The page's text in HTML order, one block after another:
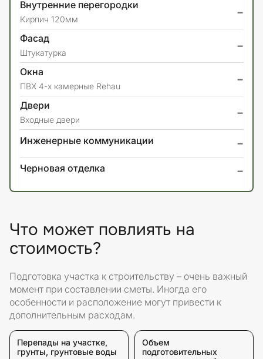
Внутренние перегородки
Кирпич 120мм -
Фасад
Штукатурка -
Окна
ПВХ 4-х камерные Rehau -
Двери
Входные двери -
Инженерные коммуникации -
Черновая отделка -
Что может повлиять на
стоимость?
Подготовка участка к строительству – очень важный
момент при составлении сметы. Иногда его
особенности и расположение могут привести к
дополнительным расходам.
Перепады на участке,
грунты, грунтовые воды
Объем
подготовительных